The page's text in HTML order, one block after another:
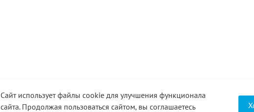
Сайт использует файлы cookie для улучшения функционала
сайта. Продолжая пользоваться сайтом, вы соглашаетесь